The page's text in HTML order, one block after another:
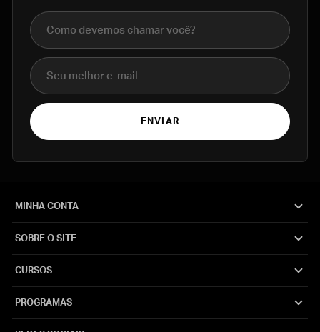
Nome completo
E-mail
ENVIAR
MINHA CONTA
SOBRE O SITE
CURSOS
PROGRAMAS